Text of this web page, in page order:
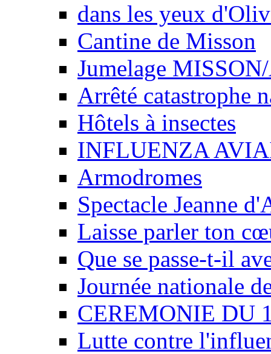
dans les yeux
Cantine de Misson
Jumelage
Arrêté catastrophe
Hôtels à insectes
INFLUENZA
Armodromes
Spectacle Jeanne
Laisse parler ton
Que se passe-t-il
Journée nationale
CEREMONIE DU
Lutte contre